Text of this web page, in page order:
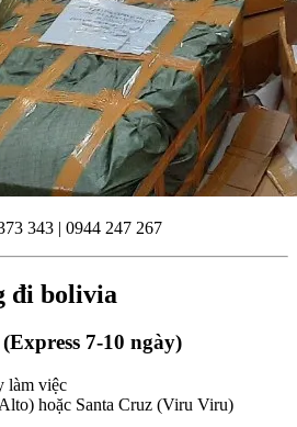
343 | 0944 247 267
đi bolivia
7-10 ngày)
làm việc
hoặc Santa Cruz (Viru Viru)